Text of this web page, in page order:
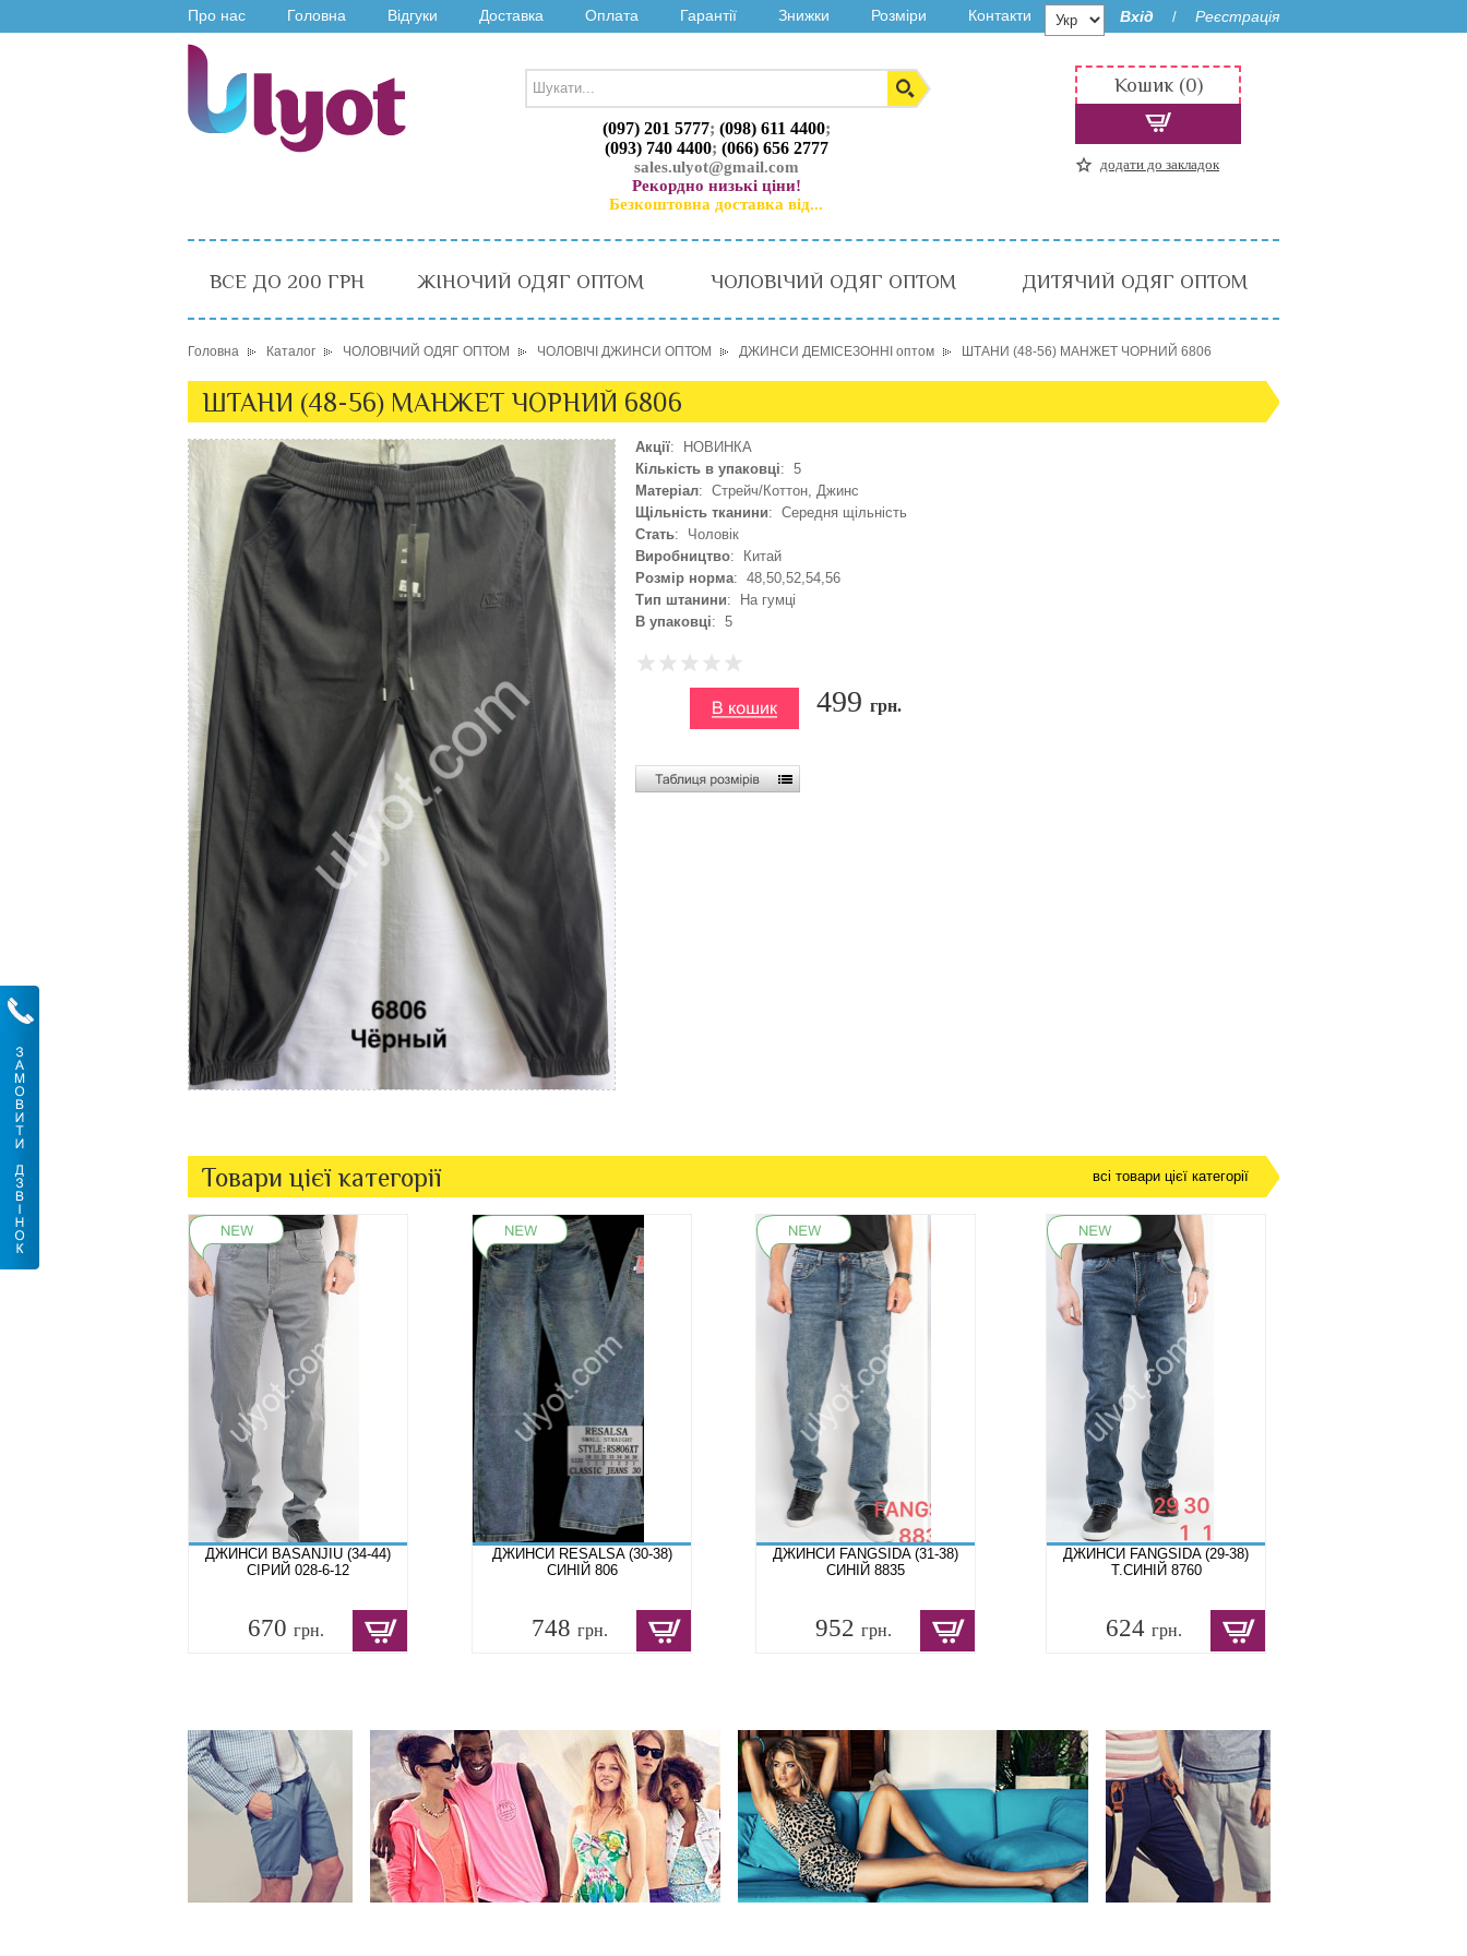
Про нас Головна Відгуки Доставка Оплата Гарантії Знижки Розміри Контакти Вхід / Реєстрація
(097) 201 5777; (098) 611 4400;
(093) 740 4400; (066) 656 2777
sales.ulyot@gmail.com
Рекордно низькі ціни!
Безкоштовна доставка від...
Кошик (0)
додати до закладок
ВСЕ ДО 200 ГРН ЖІНОЧИЙ ОДЯГ ОПТОМ ЧОЛОВІЧИЙ ОДЯГ ОПТОМ ДИТЯЧИЙ ОДЯГ ОПТОМ
Головна Каталог ЧОЛОВІЧИЙ ОДЯГ ОПТОМ ЧОЛОВІЧІ ДЖИНСИ ОПТОМ ДЖИНСИ ДЕМІСЕЗОННІ оптом ШТАНИ (48-56) МАНЖЕТ ЧОРНИЙ 6806
ШТАНИ (48-56) МАНЖЕТ ЧОРНИЙ 6806
Акції: НОВИНКА
Кількість в упаковці: 5
Матеріал: Стрейч/Коттон, Джинс
Щільність тканини: Середня щільність
Стать: Чоловік
Виробництво: Китай
Розмір норма: 48,50,52,54,56
Тип штанини: На гумці
В упаковці: 5
499 грн.
Товари цієї категорії всі товари цієї категорії
ДЖИНСИ BASANJIU (34-44)
СІРИЙ 028-6-12
670 грн.
ДЖИНСИ RESALSA (30-38)
СИНІЙ 806
748 грн.
ДЖИНСИ FANGSIDA (31-38)
СИНІЙ 8835
952 грн.
ДЖИНСИ FANGSIDA (29-38)
Т.СИНІЙ 8760
624 грн.